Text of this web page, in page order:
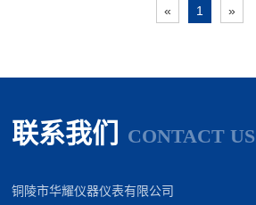
« 1 »
联系我们 CONTACT US
铜陵市华耀仪器仪表有限公司